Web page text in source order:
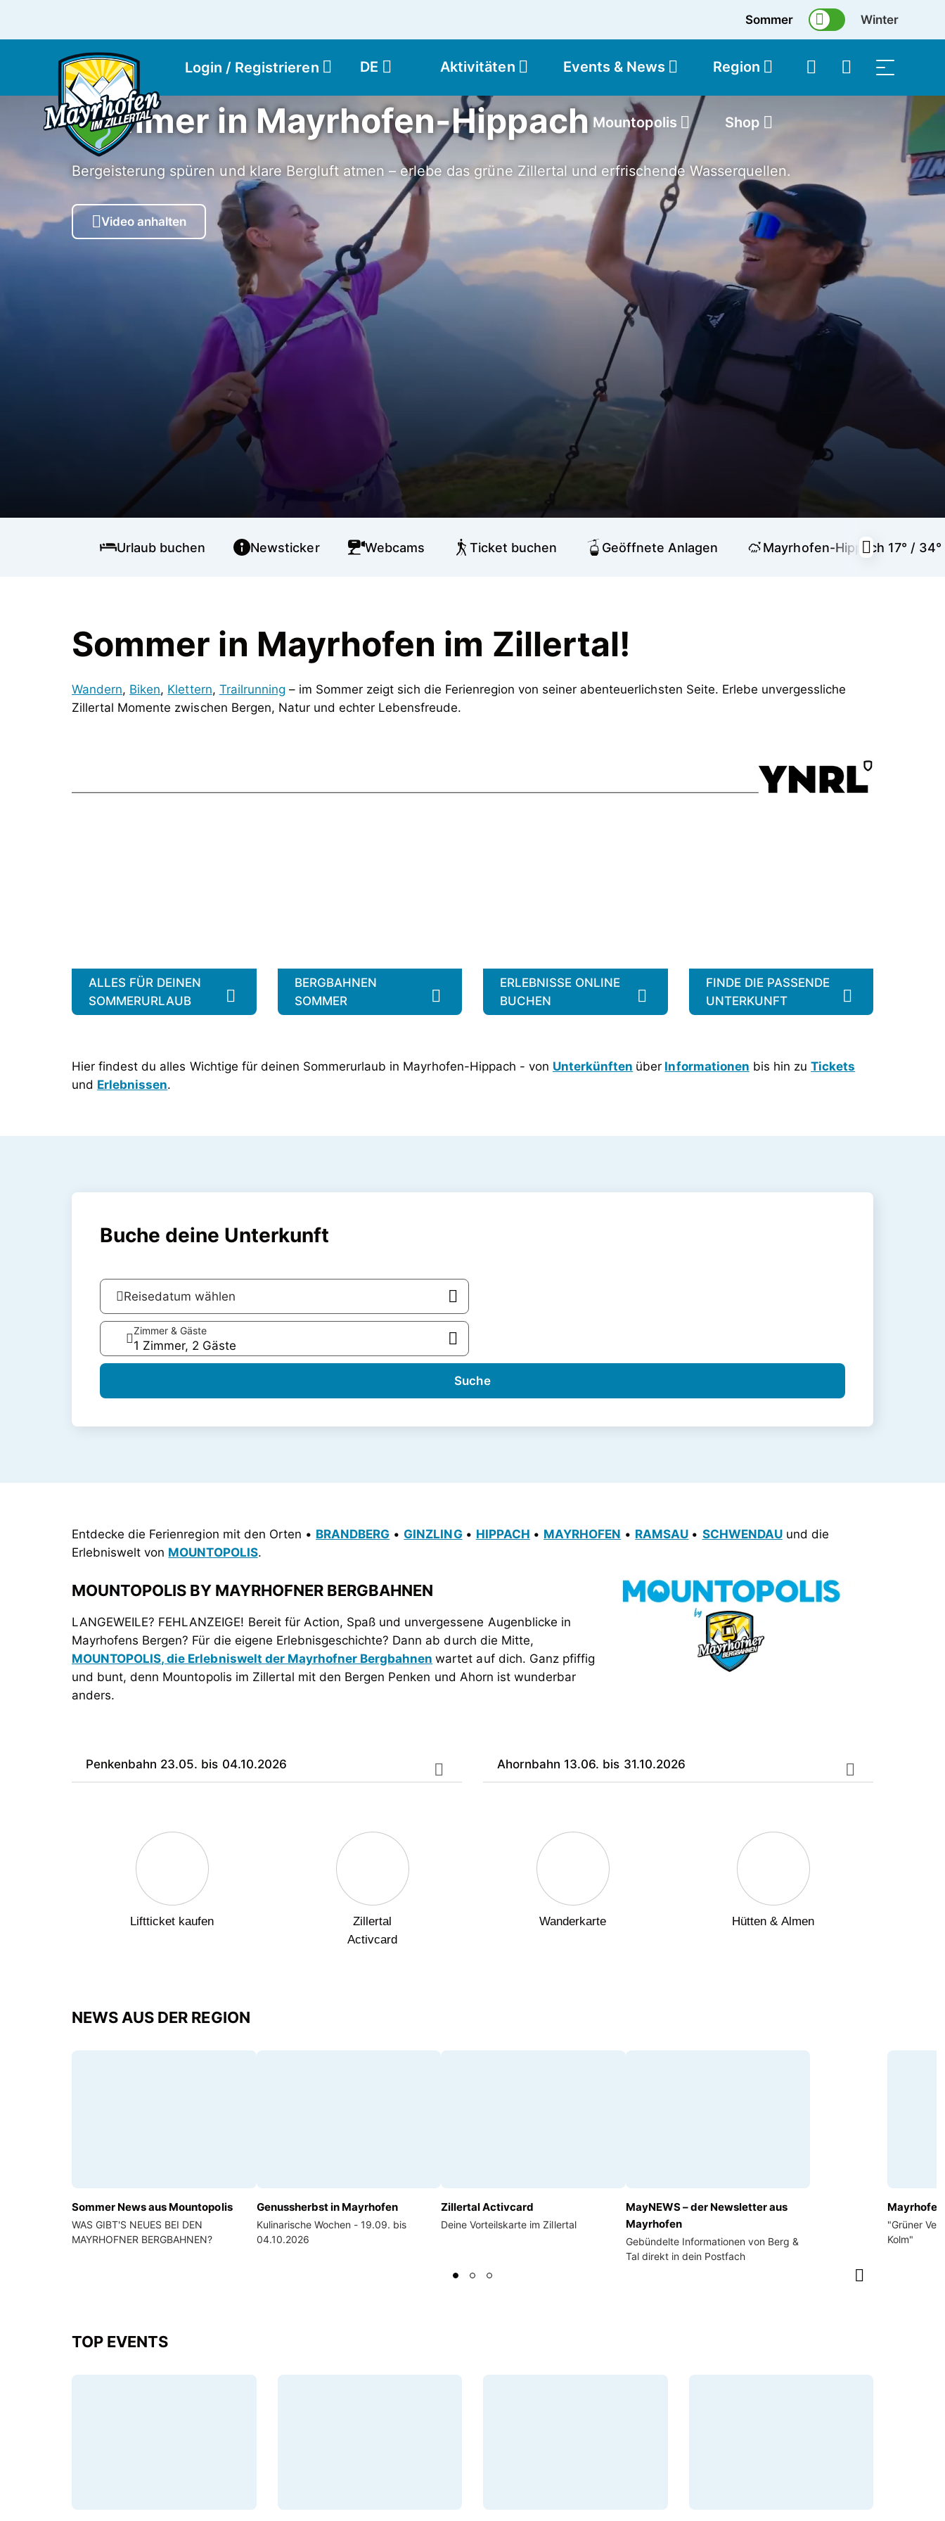
Sommer Winter
Login / Registrieren DE Aktivitäten Events & News Region
Mountopolis Shop
Sommer in Mayrhofen-Hippach
Bergeisterung spüren und klare Bergluft atmen – erlebe das grüne Zillertal und erfrischende Wasserquellen.
Video anhalten
Urlaub buchen Newsticker Webcams Ticket buchen Geöffnete Anlagen Mayrhofen-Hippach 17° / 34°
Sommer in Mayrhofen im Zillertal!
Wandern, Biken, Klettern, Trailrunning – im Sommer zeigt sich die Ferienregion von seiner abenteuerlichsten Seite. Erlebe unvergessliche
Zillertal Momente zwischen Bergen, Natur und echter Lebensfreude.
ALLES FÜR DEINEN
SOMMERURLAUB
BERGBAHNEN
SOMMER
ERLEBNISSE ONLINE
BUCHEN
FINDE DIE PASSENDE
UNTERKUNFT
Hier findest du alles Wichtige für deinen Sommerurlaub in Mayrhofen-Hippach - von Unterkünften über Informationen bis hin zuTickets
und Erlebnissen.
Buche deine Unterkunft
Reisedatum wählen
Zimmer & Gäste
1 Zimmer, 2 Gäste
Suche
Entdecke die Ferienregion mit den Orten • BRANDBERG •GINZLING • HIPPACH • MAYRHOFEN • RAMSAU • SCHWENDAUund die
Erlebniswelt von MOUNTOPOLIS.
MOUNTOPOLIS BY MAYRHOFNER BERGBAHNEN
LANGEWEILE? FEHLANZEIGE! Bereit für Action, Spaß und unvergessene Augenblicke in
Mayrhofens Bergen? Für die eigene Erlebnisgeschichte? Dann ab durch die Mitte,
MOUNTOPOLIS, die Erlebniswelt der Mayrhofner Bergbahnen wartet auf dich. Ganz pfiffig
und bunt, denn Mountopolis im Zillertal mit den Bergen Penken und Ahorn ist wunderbar
anders.
Penkenbahn 23.05. bis 04.10.2026 Ahornbahn 13.06. bis 31.10.2026
Liftticket kaufen
Zillertal
Activcard
Wanderkarte Hütten & Almen
NEWS AUS DER REGION
Sommer News aus Mountopolis
WAS GIBT'S NEUES BEI DEN
MAYRHOFNER BERGBAHNEN?
Genussherbst in Mayrhofen
Kulinarische Wochen - 19.09. bis
04.10.2026
Zillertal Activcard
Deine Vorteilskarte im Zillertal
MayNEWS – der Newsletter aus
Mayrhofen
Gebündelte Informationen von Berg &
Tal direkt in dein Postfach
"Grüner
Kolm"
TOP EVENTS